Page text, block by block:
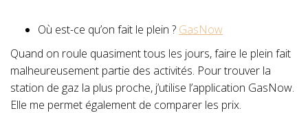
Où est-ce qu’on fait le plein ? GasNow
Quand on roule quasiment tous les jours, faire le plein fait
malheureusement partie des activités. Pour trouver la
station de gaz la plus proche, j’utilise l’application GasNow.
Elle me permet également de comparer les prix.